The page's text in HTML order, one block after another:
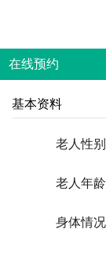
在线预约
基本资料
老人性别
老人年龄
身体情况